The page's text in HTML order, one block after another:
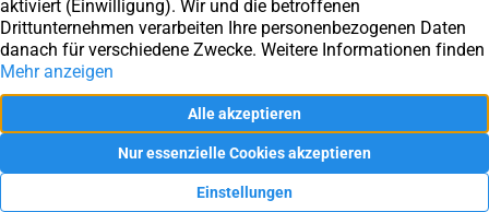
Ihre Immobilienmakler der Immobilienbörse Bonn / Rhein-
Datenschutz